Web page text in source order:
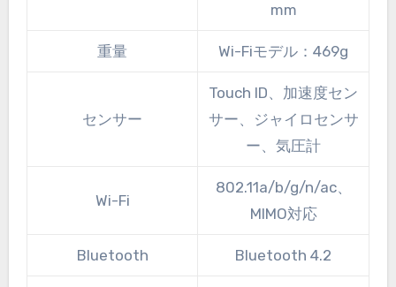
mm
重量 Wi-Fiモデル：469g
センサー
Touch ID、加速度セン
サー、ジャイロセンサ
ー、気圧計
Wi-Fi
802.11a/b/g/n/ac、
MIMO対応
Bluetooth Bluetooth 4.2